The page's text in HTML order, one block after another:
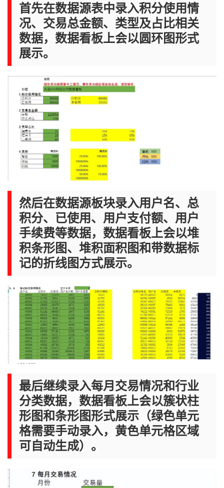
首先在数据源表中录入积分使用情
况、交易总金额、类型及占比相关
数据，数据看板上会以圆环图形式
展示。
然后在数据源板块录入用户名、总
积分、已使用、用户支付额、用户
手续费等数据，数据看板上会以堆
积条形图、堆积面积图和带数据标
记的折线图方式展示。
最后继续录入每月交易情况和行业
分类数据，数据看板上会以簇状柱
形图和条形图形式展示（绿色单元
格需要手动录入，黄色单元格区域
可自动生成）。